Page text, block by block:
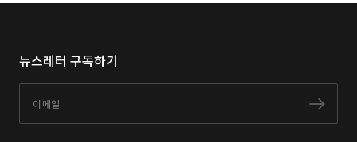
뉴스레터 구독하기
구독